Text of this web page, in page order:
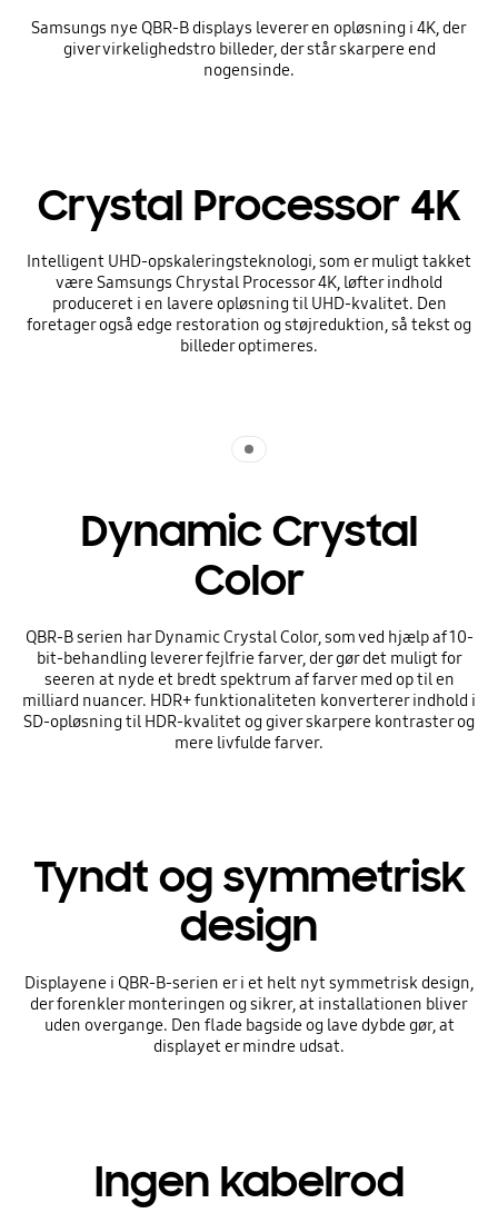
Samsungs nye QBR-B displays leverer en opløsning i 4K, der
giver virkelighedstro billeder, der står skarpere end
nogensinde.
Crystal Processor 4K
Intelligent UHD-opskaleringsteknologi, som er muligt takket
være Samsungs Chrystal Processor 4K, løfter indhold
produceret i en lavere opløsning til UHD-kvalitet. Den
foretager også edge restoration og støjreduktion, så tekst og
billeder optimeres.
Dynamic Crystal
Color
QBR-B serien har Dynamic Crystal Color, som ved hjælp af 10-
bit-behandling leverer fejlfrie farver, der gør det muligt for
seeren at nyde et bredt spektrum af farver med op til en
milliard nuancer. HDR+ funktionaliteten konverterer indhold i
SD-opløsning til HDR-kvalitet og giver skarpere kontraster og
mere livfulde farver.
Tyndt og symmetrisk
design
Displayene i QBR-B-serien er i et helt nyt symmetrisk design,
der forenkler monteringen og sikrer, at installationen bliver
uden overgange. Den flade bagside og lave dybde gør, at
displayet er mindre udsat.
Ingen kabelrod